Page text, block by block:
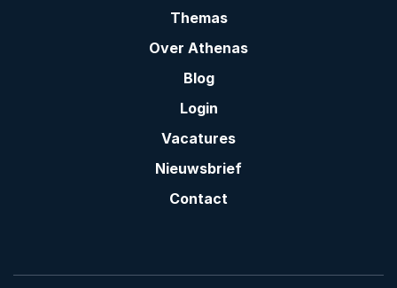
Themas
Over Athenas
Blog
Login
Vacatures
Nieuwsbrief
Contact